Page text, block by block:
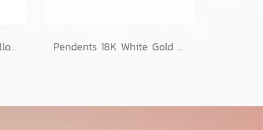
Pendents 18K White&Yellow Gold with Diamond Pendents 18K White Gold with GIA Diamond